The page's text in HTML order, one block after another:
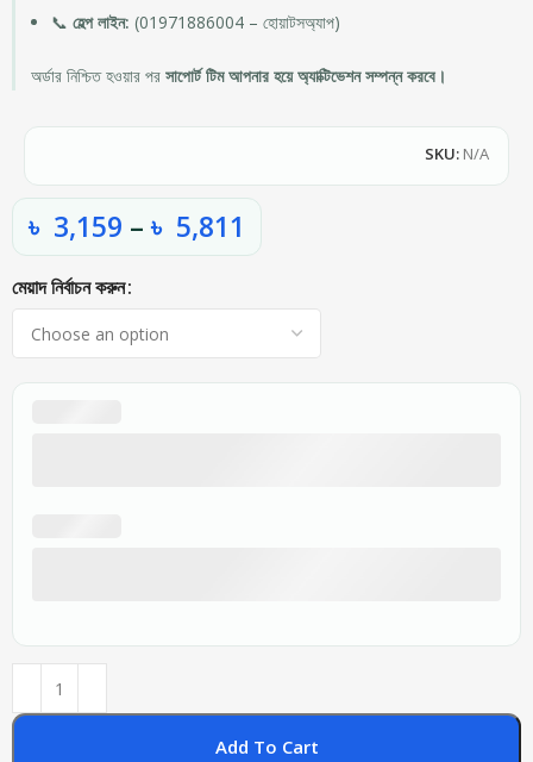
📞হেল্প লাইন: (01971886004 – হোয়াটসঅ্যাপ)
অর্ডার নিশ্চিত হওয়ার পরসাপোর্ট টিম আপনার হয়ে অ্যাক্টিভেশন সম্পন্ন করবে।
SKU: N/A
৳ 3,159 – ৳ 5,811
মেয়াদ নির্বাচন করুন
Add To Cart